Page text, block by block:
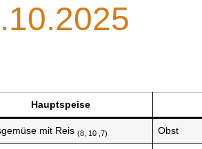
Hauptspeise
mit Reis(8, 10 ,7) Obst